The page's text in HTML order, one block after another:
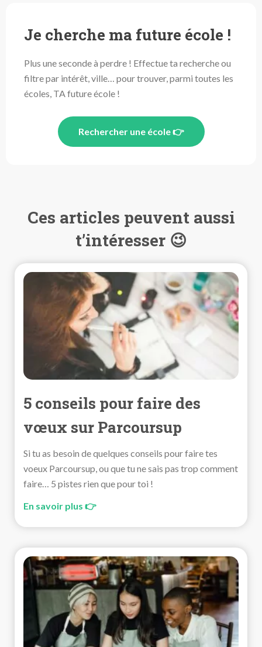
Je cherche ma future école !
Plus une seconde à perdre ! Effectue ta recherche ou
filtre par intérêt, ville… pour trouver, parmi toutes les
écoles, TA future école !
Rechercher une école 👉
Ces articles peuvent aussi
t’intéresser 😉
5 conseils pour faire des
vœux sur Parcoursup
Si tu as besoin de quelques conseils pour faire tes
voeux Parcoursup, ou que tu ne sais pas trop comment
faire… 5 pistes rien que pour toi !
En savoir plus 👉